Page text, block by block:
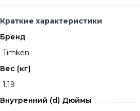
Краткие характеристики
Бренд
Timken
Вес (кг)
1.19
Внутренний (d) Дюймы